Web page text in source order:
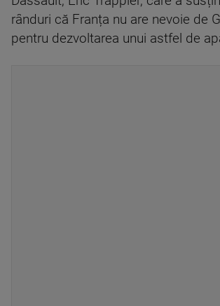
rânduri că Franța nu are nevoie de
pentru dezvoltarea unui astfel de